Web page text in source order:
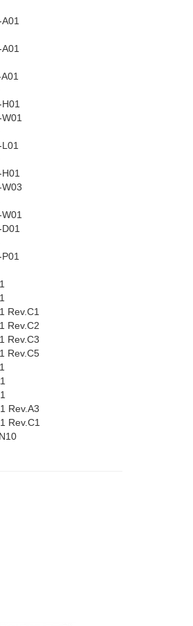
Rev.C1
Rev.C2
Rev.C3
Rev.C5
Rev.A3
Rev.C1